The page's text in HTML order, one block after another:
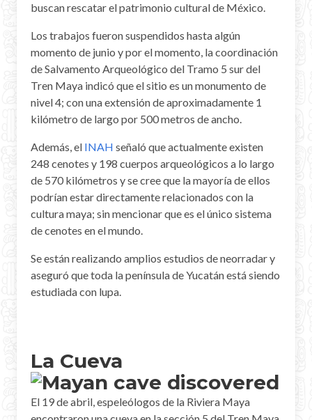
buscan rescatar el patrimonio cultural de México.
Los trabajos fueron suspendidos hasta algún
momento de junio y por el momento, la coordinación
de Salvamento Arqueológico del Tramo 5 sur del
Tren Maya indicó que el sitio es un monumento de
nivel 4; con una extensión de aproximadamente 1
kilómetro de largo por 500 metros de ancho.
Además, el INAH señaló que actualmente existen
248 cenotes y 198 cuerpos arqueológicos a lo largo
de 570 kilómetros y se cree que la mayoría de ellos
podrían estar directamente relacionados con la
cultura maya; sin mencionar que es el único sistema
de cenotes en el mundo.
Se están realizando amplios estudios de neorradar y
aseguró que toda la península de Yucatán está siendo
estudiada con lupa.
La Cueva
El 19 de abril, espeleólogos de la Riviera Maya